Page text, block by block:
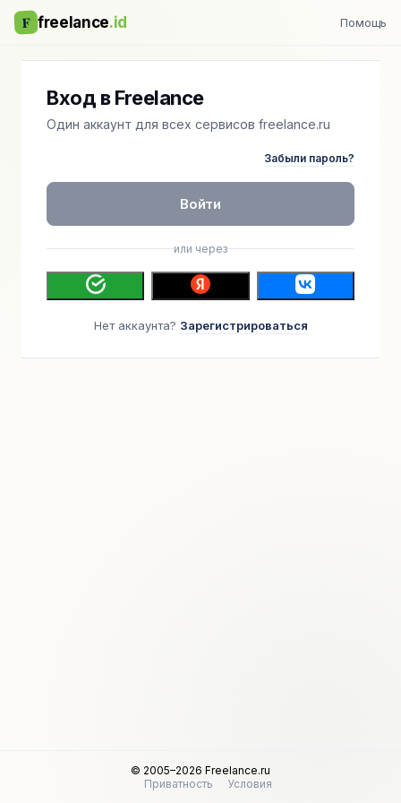
F freelance.id Помощь
Вход в Freelance
Один аккаунт для всех сервисов freelance.ru
Забыли пароль?
Войти
или через
Нет аккаунта? Зарегистрироваться
© 2005–2026 Freelance.ru
Приватность
Условия